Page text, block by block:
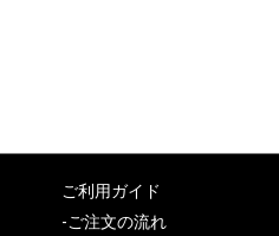
ご利用ガイド
-ご注文の流れ